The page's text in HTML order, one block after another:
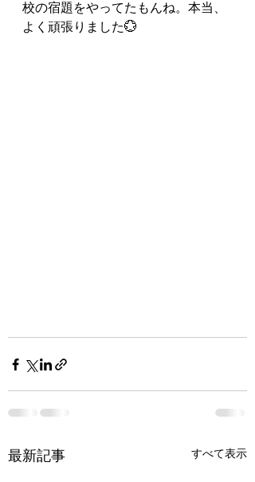
校の宿題をやってたもんね。本当、
よく頑張りました💮
最新記事 すべて表示